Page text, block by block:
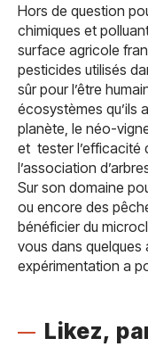
Hors de question
chimiques et
surface agricole
pesticides utilisés
sûr pour l’être
écosystèmes qu’ils
planète, le néo-
et tester l’efficacité
l’association
Sur son domaine
ou encore des
bénéficier du
vous dans
expérimentation a
Likez,